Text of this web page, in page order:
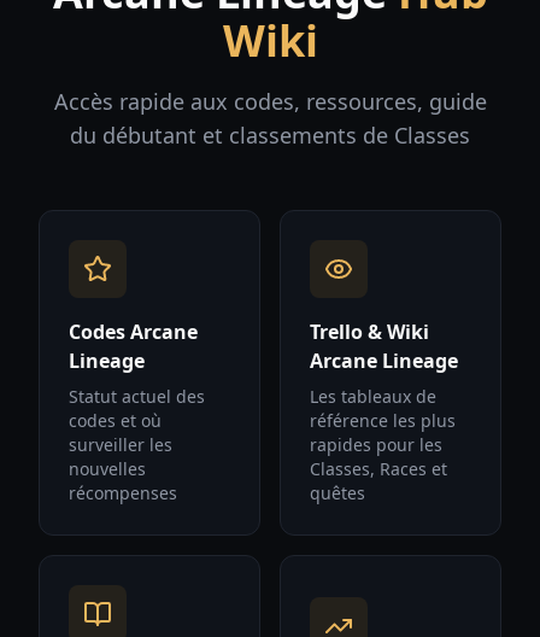
Wiki
Accès rapide aux codes, ressources, guide
du débutant et classements de Classes
Codes Arcane
Lineage
Statut actuel des
codes et où
surveiller les
nouvelles
récompenses
Trello & Wiki
Arcane Lineage
Les tableaux de
référence les plus
rapides pour les
Classes, Races et
quêtes